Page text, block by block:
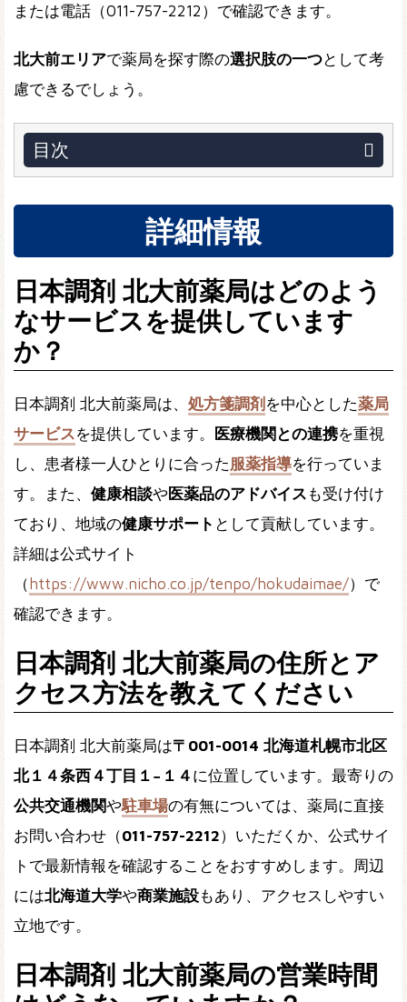
または電話（011-757-2212）で確認できます。
北大前エリアで薬局を探す際の選択肢の一つとして考
慮できるでしょう。
目次
詳細情報
日本調剤 北大前薬局はどのよう
なサービスを提供しています
か？
日本調剤 北大前薬局は、 処方箋調剤 を中心とした薬局
サービスを提供しています。 医療機関との連携を重視
し、患者様一人ひとりに合った 服薬指導を行っていま
す。また、 健康相談や医薬品のアドバイス も受け付け
ており、地域の健康サポート として貢献しています。
詳細は公式サイト
（https://www.nicho.co.jp/tenpo/hokudaimae/）で
確認できます。
日本調剤 北大前薬局の住所とア
クセス方法を教えてください
日本調剤 北大前薬局は〒001-0014 北海道札幌市北区
北１４条西４丁目１−１４ に位置しています。最寄りの
公共交通機関や駐車場の有無については、薬局に直接
お問い合わせ（011-757-2212）いただくか、公式サイ
トで最新情報を確認することをおすすめします。周辺
には北海道大学や商業施設もあり、アクセスしやすい
立地です。
日本調剤 北大前薬局の営業時間